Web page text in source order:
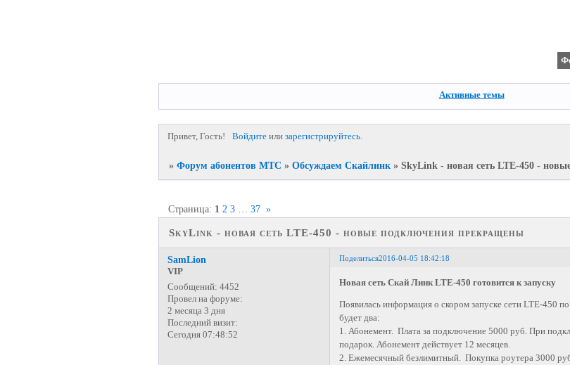
Активные темы
Привет, Гость! Войдитеили зарегистрируйтесь.
» Форум абонентов МТС » Обсуждаем Скайлинк » SkyLink - новая сеть LTE-450 -
SkyLink - новая сеть LTE-450 - новые подключения прекращены
Страница: 1 2 3 37 »
Поделиться2016-04-05 18:42:18
SamLion
VIP
Сообщений: 4452
Провел на форуме:
2 месяца 3 дня
Последний визит:
Сегодня 07:48:52
Новая сеть Скай Линк LTE-450 готовится к запуску
Появилась информация о скором запуске сети LTE-450
будет два:
1. Абонемент. Плата за подключение 5000 руб. При
подарок. Абонемент действует 12 месяцев.
2. Ежемесячный безлимитный. Покупка роутера 3000